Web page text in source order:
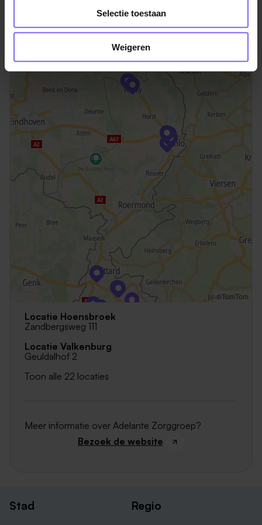
Selectie toestaan
Weigeren
©TomTom
Locatie Hoensbroek
Zandbergsweg 111
Locatie Valkenburg
Geuldalhof 2
Toon alle 22 locaties
Meer informatie over Adelante Zorggroep?
Bezoek de website
Stad Regio